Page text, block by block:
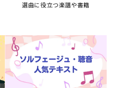
選曲に役立つ楽譜や書籍